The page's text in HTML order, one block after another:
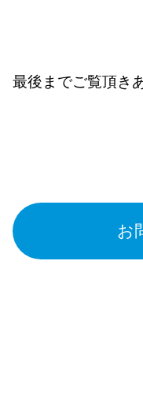
最後までご覧頂き
お